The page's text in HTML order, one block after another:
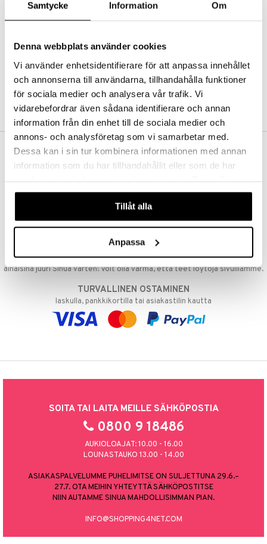
Samtycke Information Om
Denna webbplats använder cookies
Vi använder enhetsidentifierare för att anpassa innehållet
och annonserna till användarna, tillhandahålla funktioner
för sociala medier och analysera vår trafik. Vi
vidarebefordrar även sådana identifierare och annan
information från din enhet till de sociala medier och
annons- och analysföretag som vi samarbetar med.
Dessa kan i sin tur kombinera informationen med annan
information som du har tillhandahållit eller som de har
våra cookies vid fortsatt användande av vår webbplats.
Tillåt alla
Anpassa
Tilauksen tila & historiikki
Kestotilaus
Arvostele tuotteita
Toivelistat
LUO ASIAKAS
ILMAINEN TOIMITUS YLI 50 €
NOPEAT TOIMITUKSET
päivänä
EDULLISET HINNAT
Ostamalla suuria eriä tuotteita varastoomme voimme pitää hinnat
alhaisina juuri Sinua varten! Voit olla varma, että teet löytöjä sivuillamme.
TURVALLINEN OSTAMINEN
laskulla, pankkikortilla tai asiakastilin kautta
SOITA TAI LAITA MEILLE SÄHKÖPOSTIA
0800 9 18486
AUKIOLOAJAT: 10.00 - 16.00
LOUNASTAUKO 13.00 - 14.00
ASIAKASPALVELUMME PUHELIMITSE ON SULJETTUNA 29.6.–
27.7. OTA MEIHIN YHTEYTTÄ SÄHKÖPOSTITSE
NIIN AUTAMME SINUA MAHDOLLISIMMAN PIAN.
INFO@SHOPPING4NET.COM